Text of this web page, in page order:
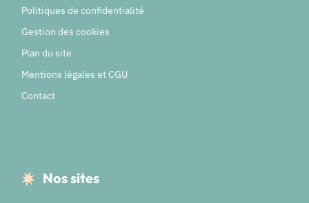
Politiques de confidentialité
Gestion des cookies
Plan du site
Mentions légales et CGU
Contact
Nos sites